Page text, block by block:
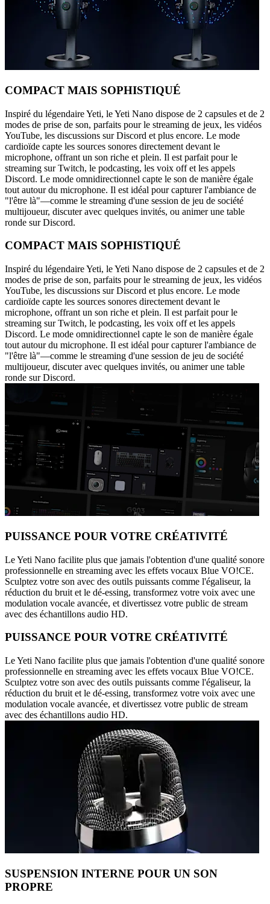
COMPACT MAIS SOPHISTIQUÉ
Inspiré du légendaire Yeti, le Yeti Nano dispose de 2 capsules et de 2
modes de prise de son, parfaits pour le streaming de jeux, les vidéos
YouTube, les discussions sur Discord et plus encore. Le mode
cardioïde capte les sources sonores directement devant le
microphone, offrant un son riche et plein. Il est parfait pour le
streaming sur Twitch, le podcasting, les voix off et les appels
Discord. Le mode omnidirectionnel capte le son de manière égale
tout autour du microphone. Il est idéal pour capturer l'ambiance de
"l'être là"—comme le streaming d'une session de jeu de société
multijoueur, discuter avec quelques invités, ou animer une table
ronde sur Discord.
COMPACT MAIS SOPHISTIQUÉ
Inspiré du légendaire Yeti, le Yeti Nano dispose de 2 capsules et de 2
modes de prise de son, parfaits pour le streaming de jeux, les vidéos
YouTube, les discussions sur Discord et plus encore. Le mode
cardioïde capte les sources sonores directement devant le
microphone, offrant un son riche et plein. Il est parfait pour le
streaming sur Twitch, le podcasting, les voix off et les appels
Discord. Le mode omnidirectionnel capte le son de manière égale
tout autour du microphone. Il est idéal pour capturer l'ambiance de
"l'être là"—comme le streaming d'une session de jeu de société
multijoueur, discuter avec quelques invités, ou animer une table
ronde sur Discord.
PUISSANCE POUR VOTRE CRÉATIVITÉ
Le Yeti Nano facilite plus que jamais l'obtention d'une qualité sonore
professionnelle en streaming avec les effets vocaux Blue VO!CE.
Sculptez votre son avec des outils puissants comme l'égaliseur, la
réduction du bruit et le dé-essing, transformez votre voix avec une
modulation vocale avancée, et divertissez votre public de stream
avec des échantillons audio HD.
PUISSANCE POUR VOTRE CRÉATIVITÉ
Le Yeti Nano facilite plus que jamais l'obtention d'une qualité sonore
professionnelle en streaming avec les effets vocaux Blue VO!CE.
Sculptez votre son avec des outils puissants comme l'égaliseur, la
réduction du bruit et le dé-essing, transformez votre voix avec une
modulation vocale avancée, et divertissez votre public de stream
avec des échantillons audio HD.
SUSPENSION INTERNE POUR UN SON
PROPRE